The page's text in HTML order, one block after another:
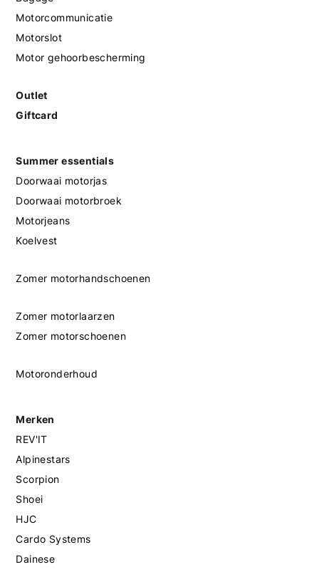
Motorcommunicatie
Motorslot
Motor gehoorbescherming
Outlet
Giftcard
Summer essentials
Doorwaai motorjas
Doorwaai motorbroek
Motorjeans
Koelvest
Zomer motorhandschoenen
Zomer motorlaarzen
Zomer motorschoenen
Motoronderhoud
Merken
REV'IT
Alpinestars
Scorpion
Shoei
HJC
Cardo Systems
Dainese